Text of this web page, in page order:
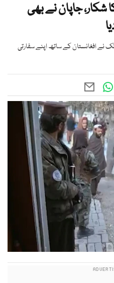
شکار، جاپان نے بھی
نے افغانستان کے ساتھ اپنے سفارتی